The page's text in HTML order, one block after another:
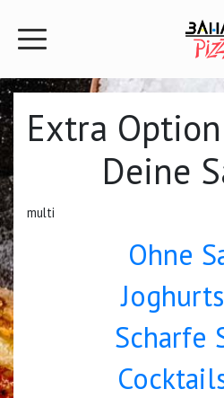
Extra
Deine
multi
Ohne
Scharfe